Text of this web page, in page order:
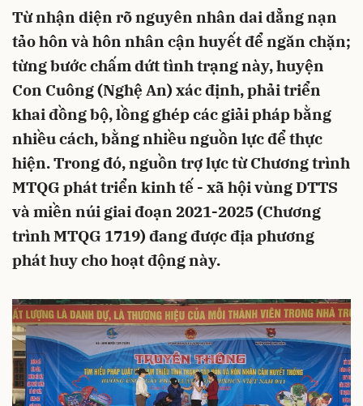
Từ nhận diện rõ nguyên nhân dai dẳng nạn
tảo hôn và hôn nhân cận huyết để ngăn chặn;
từng bước chấm dứt tình trạng này, huyện
Con Cuông (Nghệ An) xác định, phải triển
khai đồng bộ, lồng ghép các giải pháp bằng
nhiều cách, bằng nhiều nguồn lực để thực
hiện. Trong đó, nguồn trợ lực từ Chương trình
MTQG phát triển kinh tế - xã hội vùng DTTS
và miền núi giai đoạn 2021-2025 (Chương
trình MTQG 1719) đang được địa phương
phát huy cho hoạt động này.